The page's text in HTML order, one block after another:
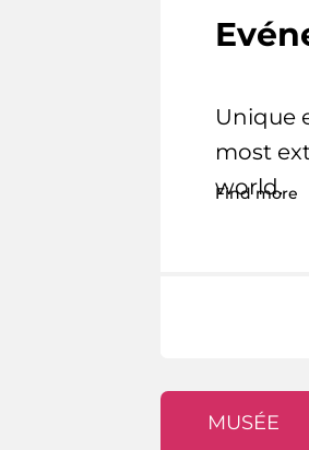
Unique
most
world.
Find more
MUSÉE